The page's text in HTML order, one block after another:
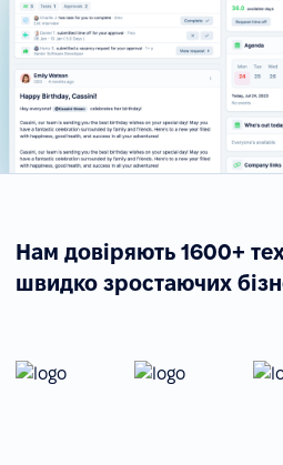
Нам довіряють 1600+
швидко зростаючих